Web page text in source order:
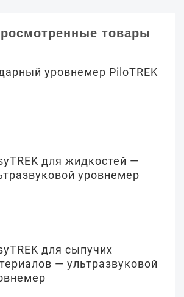
товары
уровнемер PiloTREK
для жидкостей —
уровнемер
для сыпучих
— ультразвуковой